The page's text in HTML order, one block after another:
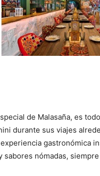
de Malasaña, es
durante sus viajes
gastronómica
nómadas,